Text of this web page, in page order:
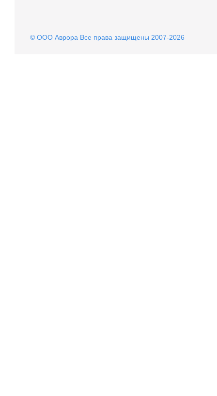
© OOO Аврора Все права защищены 2007-2026